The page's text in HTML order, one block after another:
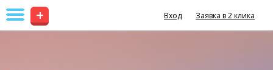
+ Вход Заявка в 2 клика